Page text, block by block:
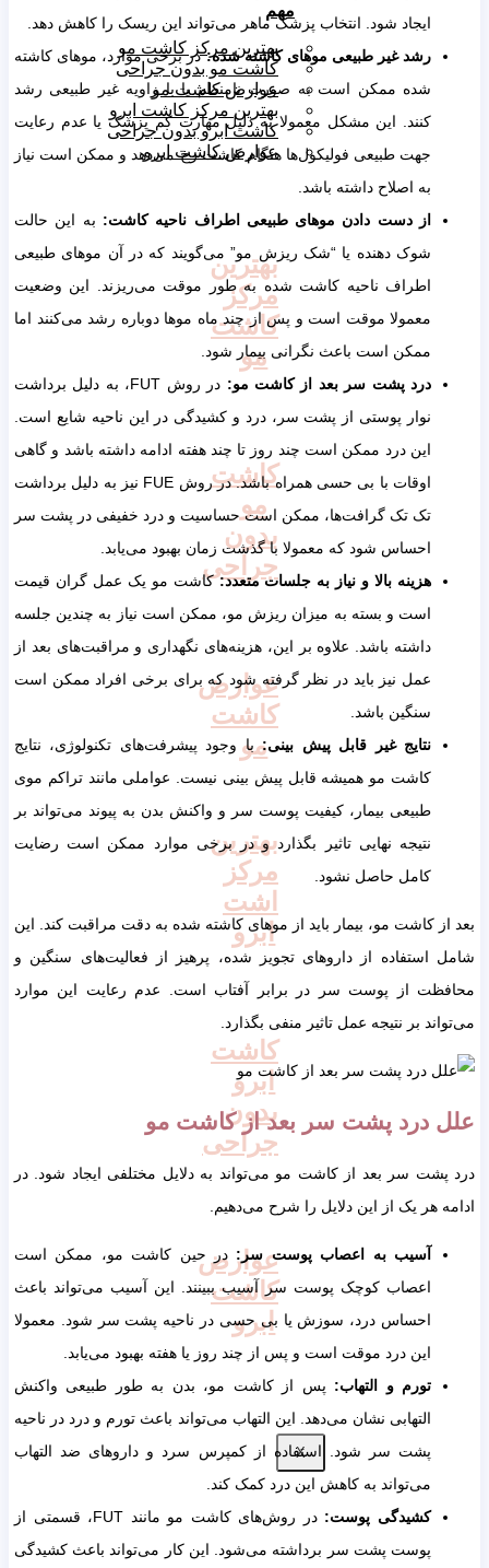
مهم
بهترین مرکز کاشت مو
کاشت مو بدون جراحی
عوارض کاشت مو
بهترین مرکز کاشت ابرو
کاشت ابرو بدون جراحی
عوارض کاشت ابرو
بهترین
مرکز
کاشت
مو
کاشت
مو
بدون
جراحی
عوارض
کاشت
مو
بهترین
مرکز
اشت
ابرو
کاشت
ابرو
بدون
جراحی
عوارض
کاشت
ابرو
X
ایجاد شود. انتخاب پزشک ماهر می‌تواند این ریسک را کاهش دهد.
رشد غیر طبیعی موهای کاشته شده:در برخی موارد، موهای کاشته
شده ممکن است به صورت نامنظم یا با زاویه غیر طبیعی رشد
کنند. این مشکل معمولا به دلیل مهارت کم پزشک یا عدم رعایت
جهت طبیعی فولیکول‌ها هنگام کاشت رخ می‌دهد و ممکن است نیاز
به اصلاح داشته باشد.
از دست دادن موهای طبیعی اطراف ناحیه کاشت: به این حالت
شوک دهنده یا “شک ریزش مو” می‌گویند که در آن موهای طبیعی
اطراف ناحیه کاشت شده به طور موقت می‌ریزند. این وضعیت
معمولا موقت است و پس از چند ماه موها دوباره رشد می‌کنند اما
ممکن است باعث نگرانی بیمار شود.
درد پشت سر بعد از کاشت مو:
در روش FUT، به دلیل برداشت
نوار پوستی از پشت سر، درد و کشیدگی در این ناحیه شایع است.
این درد ممکن است چند روز تا چند هفته ادامه داشته باشد و گاهی
اوقات با بی حسی همراه باشد. در روش FUE نیز به دلیل برداشت
تک تک گرافت‌ها، ممکن است حساسیت و درد خفیفی در پشت سر
احساس شود که معمولا با گذشت زمان بهبود می‌یابد.
هزینه بالا و نیاز به جلسات متعدد:کاشت مو یک عمل گران قیمت
است و بسته به میزان ریزش مو، ممکن است نیاز به چندین جلسه
داشته باشد. علاوه بر این، هزینه‌های نگهداری و مراقبت‌های بعد از
عمل نیز باید در نظر گرفته شود که برای برخی افراد ممکن است
سنگین باشد.
نتایج غیر قابل پیش بینی:با وجود پیشرفت‌های تکنولوژی، نتایج
کاشت مو همیشه قابل پیش بینی نیست. عواملی مانند تراکم موی
طبیعی بیمار، کیفیت پوست سر و واکنش بدن به پیوند می‌تواند بر
نتیجه نهایی تاثیر بگذارد و در برخی موارد ممکن است رضایت
کامل حاصل نشود.
بعد از کاشت مو، بیمار باید از موهای کاشته شده به دقت مراقبت کند. این
شامل استفاده از داروهای تجویز شده، پرهیز از فعالیت‌های سنگین و
محافظت از پوست سر در برابر آفتاب است. عدم رعایت این موارد
می‌تواند بر نتیجه عمل تاثیر منفی بگذارد.
علل درد پشت سر بعد از کاشت مو
درد پشت سر بعد از کاشت مو می‌تواند به دلایل مختلفی ایجاد شود. در
ادامه هر یک از این دلایل را شرح می‌دهیم.
آسیب به اعصاب پوست سر: در حین کاشت مو، ممکن است
اعصاب کوچک پوست سر آسیب ببینند. این آسیب می‌تواند باعث
احساس درد، سوزش یا بی حسی در ناحیه پشت سر شود. معمولا
این درد موقت است و پس از چند روز یا هفته بهبود می‌یابد.
تورم و التهاب: پس از کاشت مو، بدن به طور طبیعی واکنش
التهابی نشان می‌دهد. این التهاب می‌تواند باعث تورم و درد در ناحیه
پشت سر شود. استفاده از کمپرس سرد و داروهای ضد التهاب
می‌تواند به کاهش این درد کمک کند.
کشیدگی پوست:
در روش‌های کاشت مو مانند FUT، قسمتی از
پوست پشت سر برداشته می‌شود. این کار می‌تواند باعث کشیدگی